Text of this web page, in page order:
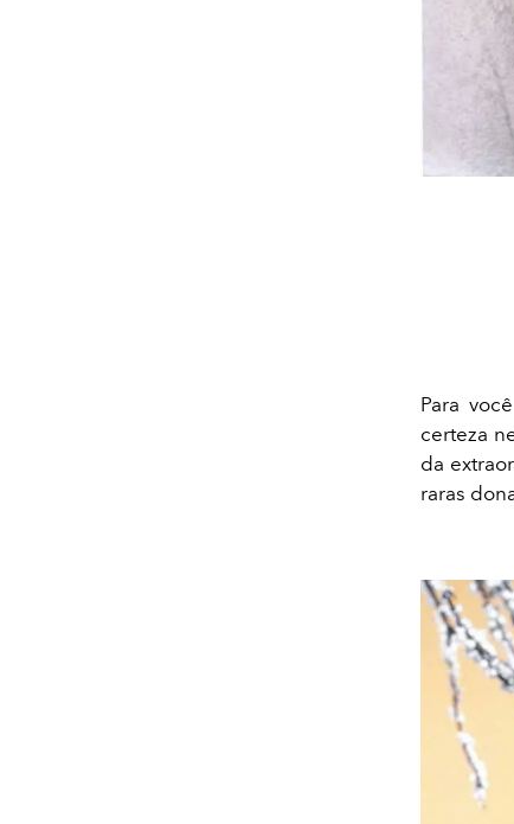
Para
certeza
da
raras